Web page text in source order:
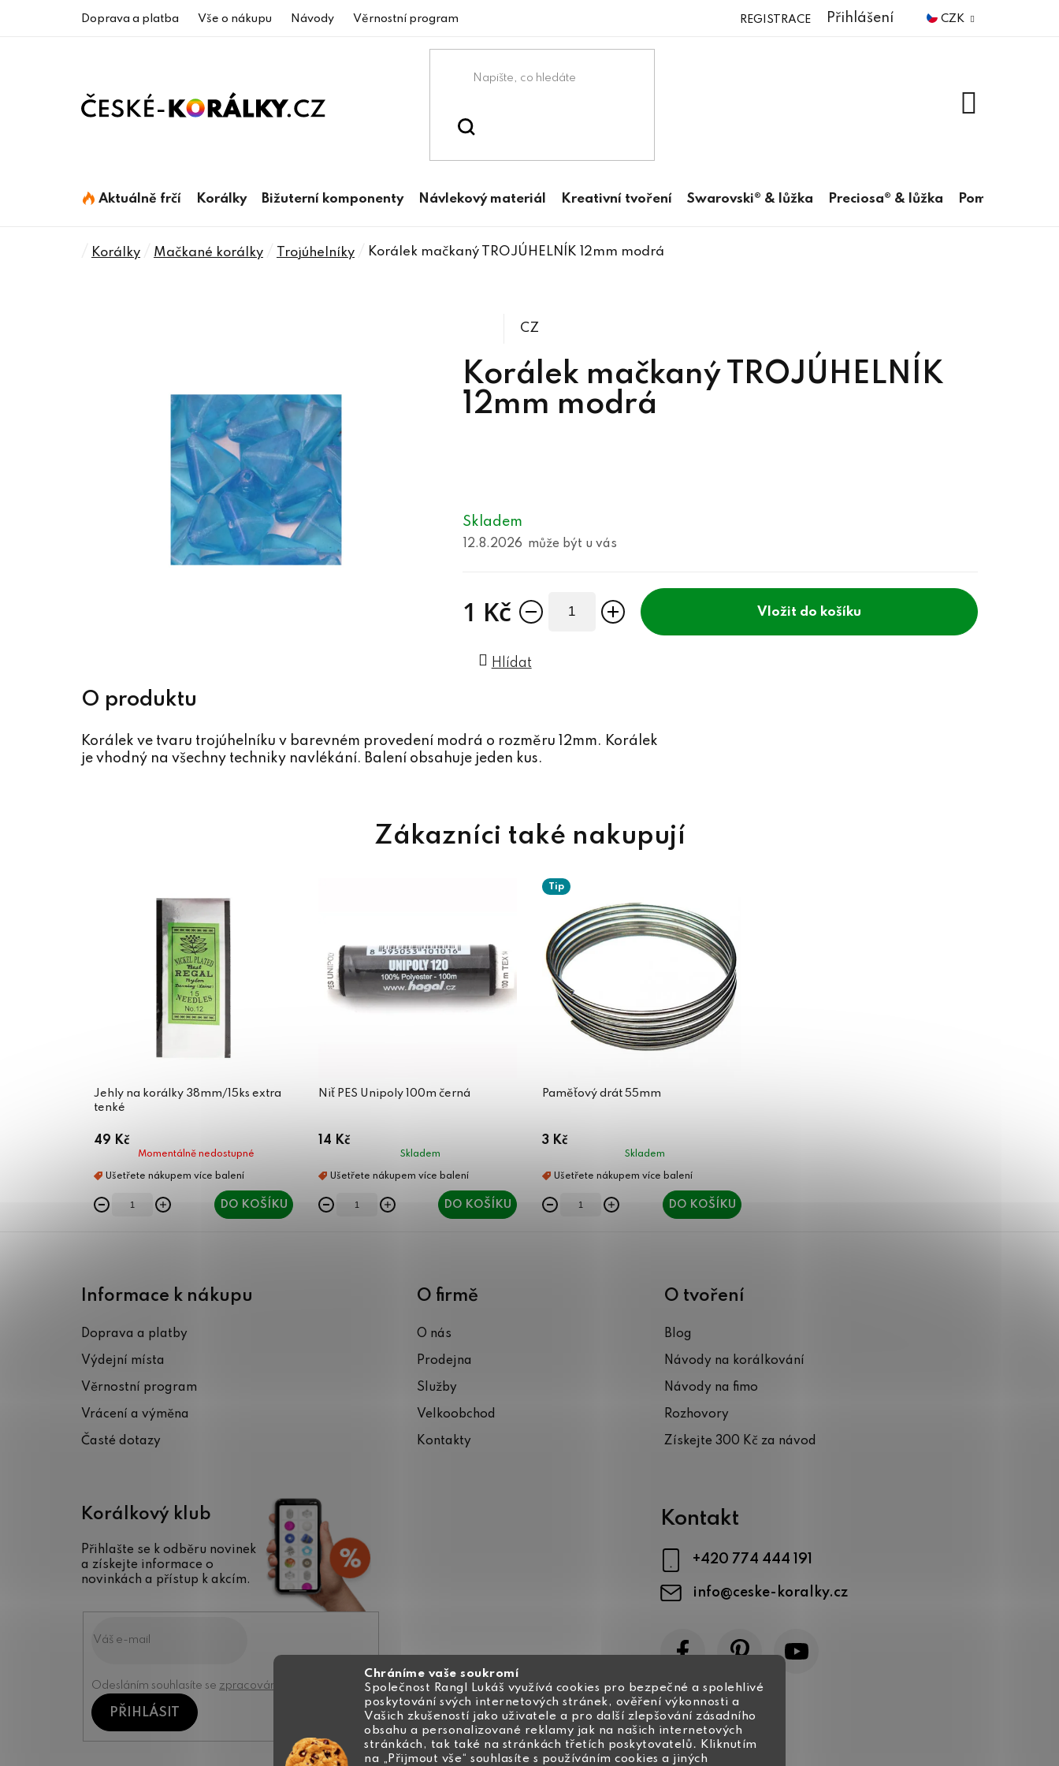
Chráníme vaše soukromí
Společnost Rangl Lukáš využívá cookies pro bezpečné a spolehlivé
poskytování svých internetových stránek, ověření výkonnosti a
Vašich zkušeností jako uživatele a pro další zlepšování zásadního
obsahu a personalizované reklamy jak na našich internetových
stránkách, tak také na stránkách třetích poskytovatelů. Kliknutím
na „Přijmout vše“ souhlasíte s používáním cookies a jiných
Doprava a platba Vše o nákupu Návody Věrnostní program CZK
Přihlášení
REGISTRACE
Aktuálně frčí Korálky Bižuterní komponenty Návlekový materiál Kreativní tvoření Swarovski® & lůžka Preciosa® & lůžka Pomůcky
Domů
Korálky Mačkané korálky Trojúhelníky Korálek mačkaný TROJÚHELNÍK 12mm modrá
Korálek mačkaný TROJÚHELNÍK
12mm modrá
CZ
Skladem
12.8.2026
1 Kč do košíku
Hlídat
Korálek ve tvaru trojúhelníku v barevném provedení modrá o rozměru 12mm. Korálek
je vhodný na všechny techniky navlékání. Balení obsahuje jeden kus.
Jehly na korálky 38mm/15ks extra
tenké
49 Kč
Momentálně nedostupné
DO KOŠÍKU
Niť PES Unipoly 100m černá
14 Kč
Skladem
DO KOŠÍKU
Tip
Paměťový drát 55mm
3 Kč
Skladem
DO KOŠÍKU
Informace k nákupu
Doprava a platby
Výdejní místa
Věrnostní program
Vrácení a výměna
Časté dotazy
O firmě
O nás
Prodejna
Služby
Velkoobchod
Kontakty
O tvoření
Blog
Návody na korálkování
Návody na fimo
Rozhovory
Získejte 300 Kč za návod
Korálkový klub
Přihlašte se k odběru novinek
a získejte informace o
novinkách a přístup k akcím.
Odesláním souhlasíte se zpracováním osobních údajů
PŘIHLÁSIT
Kontakt
info@ceske-koralky.cz
+420 774 444 191